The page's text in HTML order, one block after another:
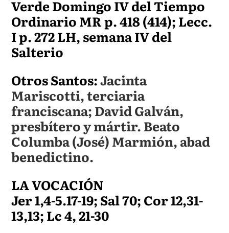
Verde Domingo IV del Tiempo
Ordinario MR p. 418 (414); Lecc.
I p. 272 LH, semana IV del
Salterio
Otros Santos:Jacinta
Mariscotti, terciaria
franciscana; David Galván,
presbítero y mártir. Beato
Columba (José) Marmión, abad
benedictino.
LA VOCACIÓN
Jer 1,4-5.17-19; Sal 70; Cor 12,31-
13,13; Lc 4, 21-30